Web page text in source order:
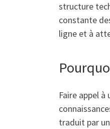
structure
constante
ligne et à
Faire appel
traduit par